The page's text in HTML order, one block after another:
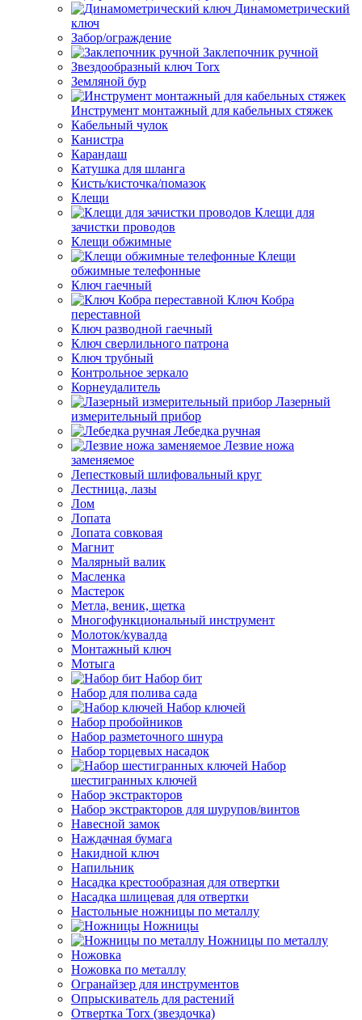
Динамометрический
ключ
Забор/ограждение
Заклепочник ручной
Звездообразный ключ Torx
Земляной бур
Инструмент монтажный для кабельных стяжек
Кабельный чулок
Канистра
Карандаш
Катушка для шланга
Кисть/кисточка/помазок
Клещи
Клещи для
зачистки проводов
Клещи обжимные
Клещи
обжимные телефонные
Ключ гаечный
Ключ Кобра
переставной
Ключ разводной гаечный
Ключ сверлильного патрона
Ключ трубный
Контрольное зеркало
Корнеудалитель
Лазерный
измерительный прибор
Лебедка ручная
Лезвие ножа
заменяемое
Лепестковый шлифовальный круг
Лестница, лазы
Лом
Лопата
Лопата совковая
Магнит
Малярный валик
Масленка
Мастерок
Метла, веник, щетка
Многофункциональный инструмент
Молоток/кувалда
Монтажный ключ
Мотыга
Набор бит
Набор для полива сада
Набор ключей
Набор пробойников
Набор разметочного шнура
Набор торцевых насадок
Набор
шестигранных ключей
Набор экстракторов
Набор экстракторов для шурупов/винтов
Навесной замок
Наждачная бумага
Накидной ключ
Напильник
Насадка крестообразная для отвертки
Насадка шлицевая для отвертки
Настольные ножницы по металлу
Ножницы
Ножницы по металлу
Ножовка
Ножовка по металлу
Огранайзер для инструментов
Опрыскиватель для растений
Отвертка Torx (звездочка)